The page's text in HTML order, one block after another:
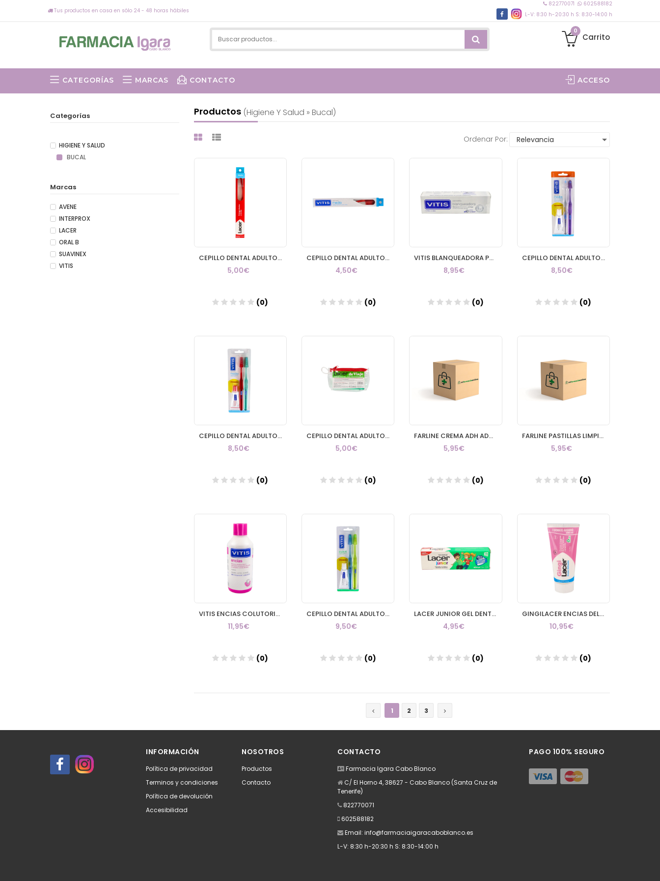
Tus productos en casa en sólo 24 - 48 horas hábiles
822770071
602588182
L-V: 8:30 h-20:30 h S: 8:30-14:00 h
0
Carrito
CATEGORÍAS MARCAS CONTACTO ACCESO
Productos (higiene Y Salud » Bucal)
Ordenar Por:
CEPILLO DENTAL ADULTO LACER MEDIO 1 UNIDAD
5,00€
(0)
CEPILLO DENTAL ADULTO VITIS MEDIO
4,50€
(0)
VITIS BLANQUEADORA PASTA DENTIFRICA 1 ENVASE 100 ml
8,95€
(0)
CEPILLO DENTAL ADULTO VITIS ACCESS MEDIO BLISTER 2 UNIDADES
8,50€
(0)
CEPILLO DENTAL ADULTO VITIS MEDIO DUPLO
8,50€
(0)
CEPILLO DENTAL ADULTO LACER VIAJE 1 UNIDAD
5,00€
(0)
FARLINE CREMA ADH ADHESIVO PROTESIS DENTAL 1 TUBO 40 g
5,95€
(0)
FARLINE PASTILLAS LIMPIADORAS LIMPIEZA PROTESIS DENTAL 32 TABLETAS
5,95€
(0)
VITIS ENCIAS COLUTORIO BUCAL 1 ENVASE 500 ml
11,95€
(0)
CEPILLO DENTAL ADULTO VITIS SUAVE DUPLO
9,50€
(0)
LACER JUNIOR GEL DENTAL 1 TUBO 75 ml SABOR MENTA
4,95€
(0)
GINGILACER ENCIAS DELICADAS PASTA DENTIFRICA 1 TUBO 200 ml
10,95€
(0)
1
2 3
Categorías
HIGIENE Y SALUD
BUCAL
Marcas
AVENE
INTERPROX
LACER
ORAL B
SUAVINEX
VITIS
INFORMACIÓN
Política de privacidad
Terminos y condiciones
Política de devolución
Accesibilidad
NOSOTROS
Productos
Contacto
CONTACTO
Farmacia Igara Cabo Blanco
C/ El Horno 4, 38627 - Cabo Blanco (Santa Cruz de
Tenerife)
822770071
602588182
Email: info@farmaciaigaracaboblanco.es
L-V: 8:30 h-20:30 h S: 8:30-14:00 h
PAGO 100% SEGURO